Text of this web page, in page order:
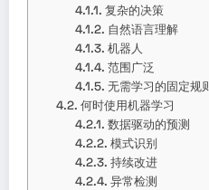
复杂的决策
自然语言理解
机器人
范围广泛
无需学习的固定规
何时使用机器学习
数据驱动的预测
模式识别
持续改进
异常检测